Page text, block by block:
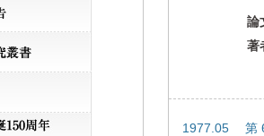
論
著
1977.05 第